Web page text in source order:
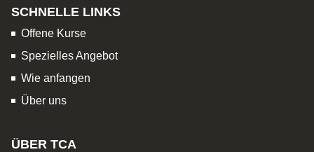
SCHNELLE LINKS
Offene Kurse
Spezielles Angebot
Wie anfangen
Über uns
ÜBER TCA